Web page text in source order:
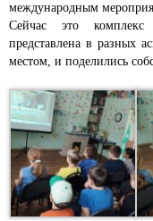
международным
Сейчас это комплекс
представлена в разных
местом, и поделились